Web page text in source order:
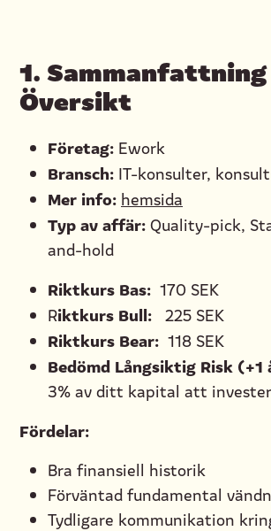
1.Sammanfattning
Översikt
Företag: Ework
Bransch: IT-konsulter,
Mer info: hemsida
Typ av affär: Quality-pick,
and-hold
Riktkurs Bas: 170 SEK
Riktkurs Bull: 225 SEK
Riktkurs Bear: 118 SEK
Bedömd Långsiktig Risk (+1
3% av ditt kapital att
Fördelar:
Bra finansiell historik
Förväntad fundamental
Tydligare kommunikation